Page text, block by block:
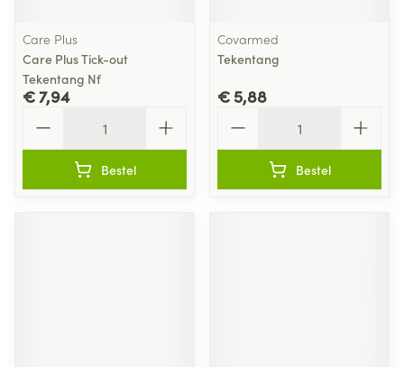
Care Plus
Care Plus Tick-out
Tekentang Nf
€ 7,94
Bestel
Covarmed
Tekentang
€ 5,88
Bestel